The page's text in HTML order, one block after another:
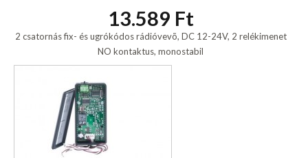
13.589 Ft
2 csatornás fix- és ugrókódos rádióvevõ, DC 12-24V, 2 relékimenet
NO kontaktus, monostabil